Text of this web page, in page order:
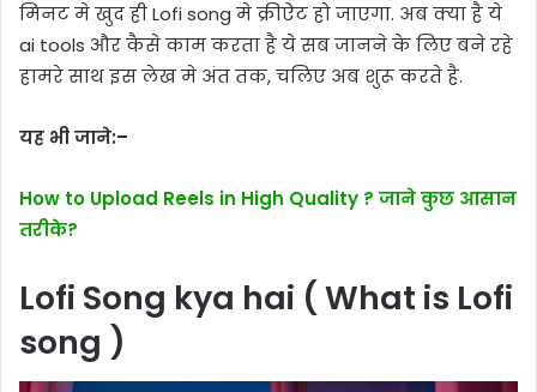
मिनट मे खुद ही Lofi song मे क्रीऐट हो जाएगा. अब क्या है ये
ai tools और कैसे काम करता है ये सब जानने के लिए बने रहे
हामरे साथ इस लेख मे अंत तक, चलिए अब शुरू करते है.
यह भी जाने:–
How to Upload Reels in High Quality ? जाने कुछ आसान
तरीके?
Lofi Song kya hai ( What is Lofi
song )